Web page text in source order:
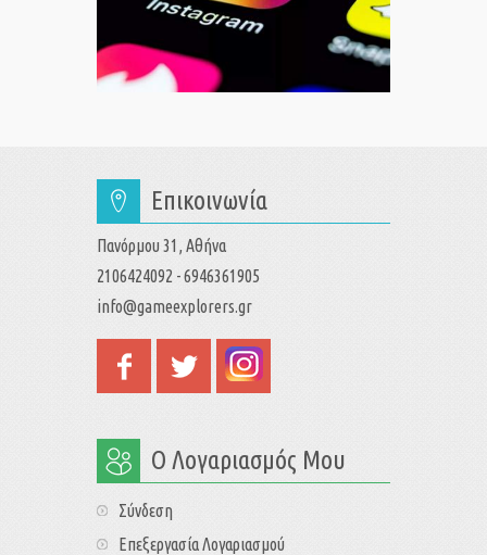
Επικοινωνία
Πανόρμου 31, Αθήνα
2106424092 - 6946361905
info@gameexplorers.gr
Ο Λογαριασμός Μου
Σύνδεση
Επεξεργασία Λογαριασμού